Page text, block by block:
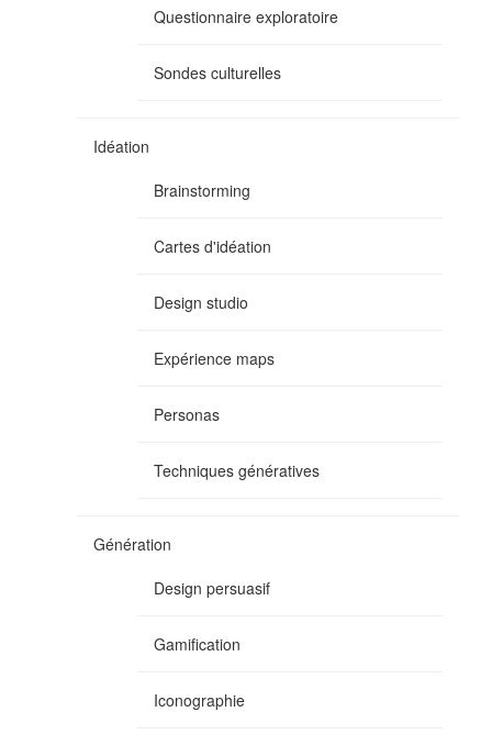
Questionnaire exploratoire
Sondes culturelles
Idéation
Brainstorming
Cartes d'idéation
Design studio
Expérience maps
Personas
Techniques génératives
Génération
Design persuasif
Gamification
Iconographie